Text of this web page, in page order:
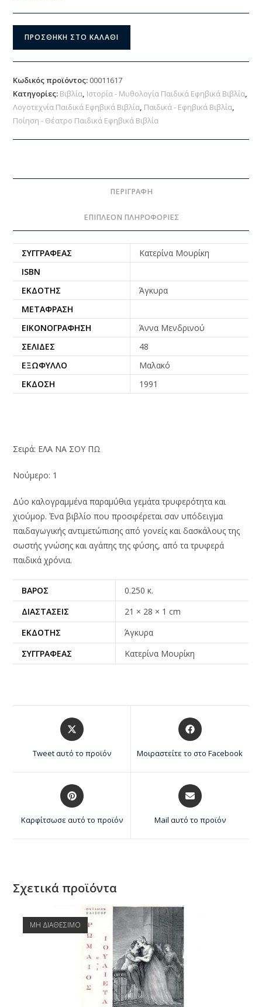
ΠΡΟΣΘΉΚΗ ΣΤΟ ΚΑΛΆΘΙ
Κωδικός προϊόντος: 00011617
Κατηγορίες: Βιβλία, Ιστορία - Μυθολογία Παιδικά Εφηβικά Βιβλία,
Λογοτεχνία Παιδικά Εφηβικά Βιβλία, Παιδικά - Εφηβικά Βιβλία,
Ποίηση - Θέατρο Παιδικά Εφηβικά Βιβλία
ΠΕΡΙΓΡΑΦΉ
ΕΠΙΠΛΈΟΝ ΠΛΗΡΟΦΟΡΊΕΣ
ΣΥΓΓΡΑΦΈΑΣ
Κατερίνα Μουρίκη
ISBN
ΕΚΔΌΤΗΣ
Άγκυρα
ΜΕΤΆΦΡΑΣΗ
ΕΙΚΟΝΟΓΡΆΦΗΣΗ
Άννα Μενδρινού
ΣΕΛΊΔΕΣ
48
ΕΞΏΦΥΛΛΟ
Μαλακό
ΈΚΔΟΣΗ
1991
Σειρά: ΕΛΑ ΝΑ ΣΟΥ ΠΩ
Νούμερο: 1
Δύο καλογραμμένα παραμύθια γεμάτα τρυφερότητα και
χιούμορ. Ένα βιβλίο που προσφέρεται σαν υπόδειγμα
παιδαγωγικής αντιμετώπισης από γονείς και δασκάλους της
σωστής γνώσης και αγάπης της φύσης, από τα τρυφερά
παιδικά χρόνια.
ΒΆΡΟΣ
0.250 κ.
ΔΙΑΣΤΆΣΕΙΣ
21 × 28 × 1 cm
ΕΚΔΌΤΗΣ
Άγκυρα
ΣΥΓΓΡΑΦΈΑΣ
Κατερίνα Μουρίκη
Tweet αυτό το προϊόν Μοιραστείτε το στο Facebook
Καρφίτσωσε αυτό το προϊόν Mail αυτό το προϊόν
Σχετικά προϊόντα
ΜΗ ΔΙΑΘΕΣΙΜΟ